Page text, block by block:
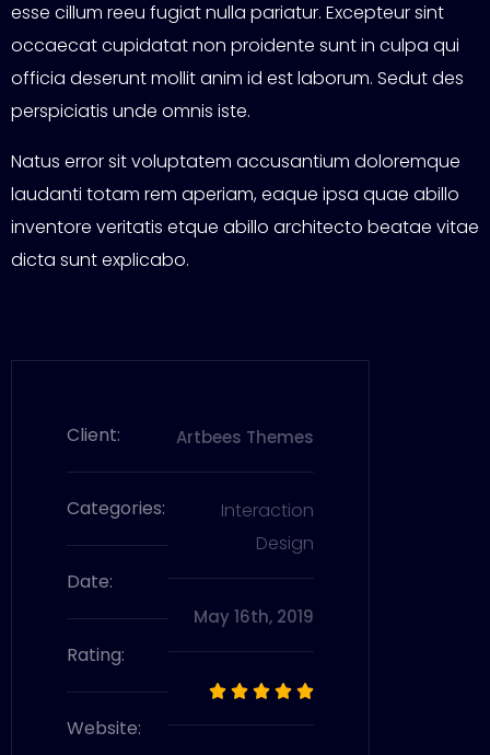
esse cillum reeu fugiat nulla pariatur. Excepteur sint
occaecat cupidatat non proidente sunt in culpa qui
officia deserunt mollit anim id est laborum. Sedut des
perspiciatis unde omnis iste.
Natus error sit voluptatem accusantium doloremque
laudanti totam rem aperiam, eaque ipsa quae abillo
inventore veritatis etque abillo architecto beatae vitae
dicta sunt explicabo.
Client:
Categories:
Date:
Rating:
Website:
Artbees Themes
Interaction
Design
May 16th, 2019
    